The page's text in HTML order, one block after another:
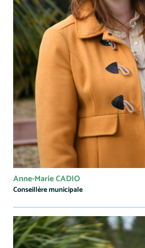
Anne-Marie CADIO
Conseillère municipale